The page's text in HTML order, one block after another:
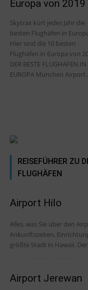
Europa von 2019
Skytrax kürt jedes Jahr die
besten Flughäfen in
Hier sind die 10 besten
Flughäfen in Europa von
DER BESTE FLUGHAFEN IN
EUROPA München
REISEFÜHRER ZU
FLUGHÄFEN
Airport Hilo
Alles, was Sie über den
Ankunftszeiten, Einrichtungen und Tipps
größte Stadt in Hawaii.
Airport Jerewan